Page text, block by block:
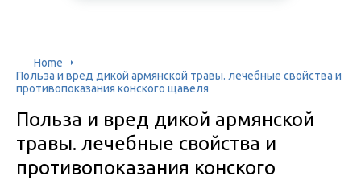
Home
Польза и вред дикой армянской травы. лечебные свойства и
противопоказания конского щавеля
Польза и вред дикой армянской
травы. лечебные свойства и
противопоказания конского